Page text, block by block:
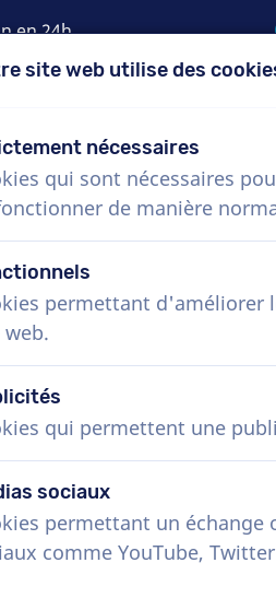
en 24h
Procédure Services
site web utilise des
nécessaires
qui sont nécessaires
de manière
permettant d'améliorer
qui permettent une
sociaux
permettant un échange
comme YouTube,